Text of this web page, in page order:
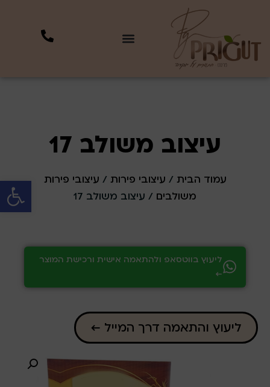
פתח
עיצוב משולב 17
עמוד הבית / עיצובי פירות / עיצובי פירות
משולבים / עיצוב משולב 17
ליעוץ בווטסאפ ולהתאמה אישית ורכישת המוצר
←
ליעוץ והתאמה דרך המייל ←